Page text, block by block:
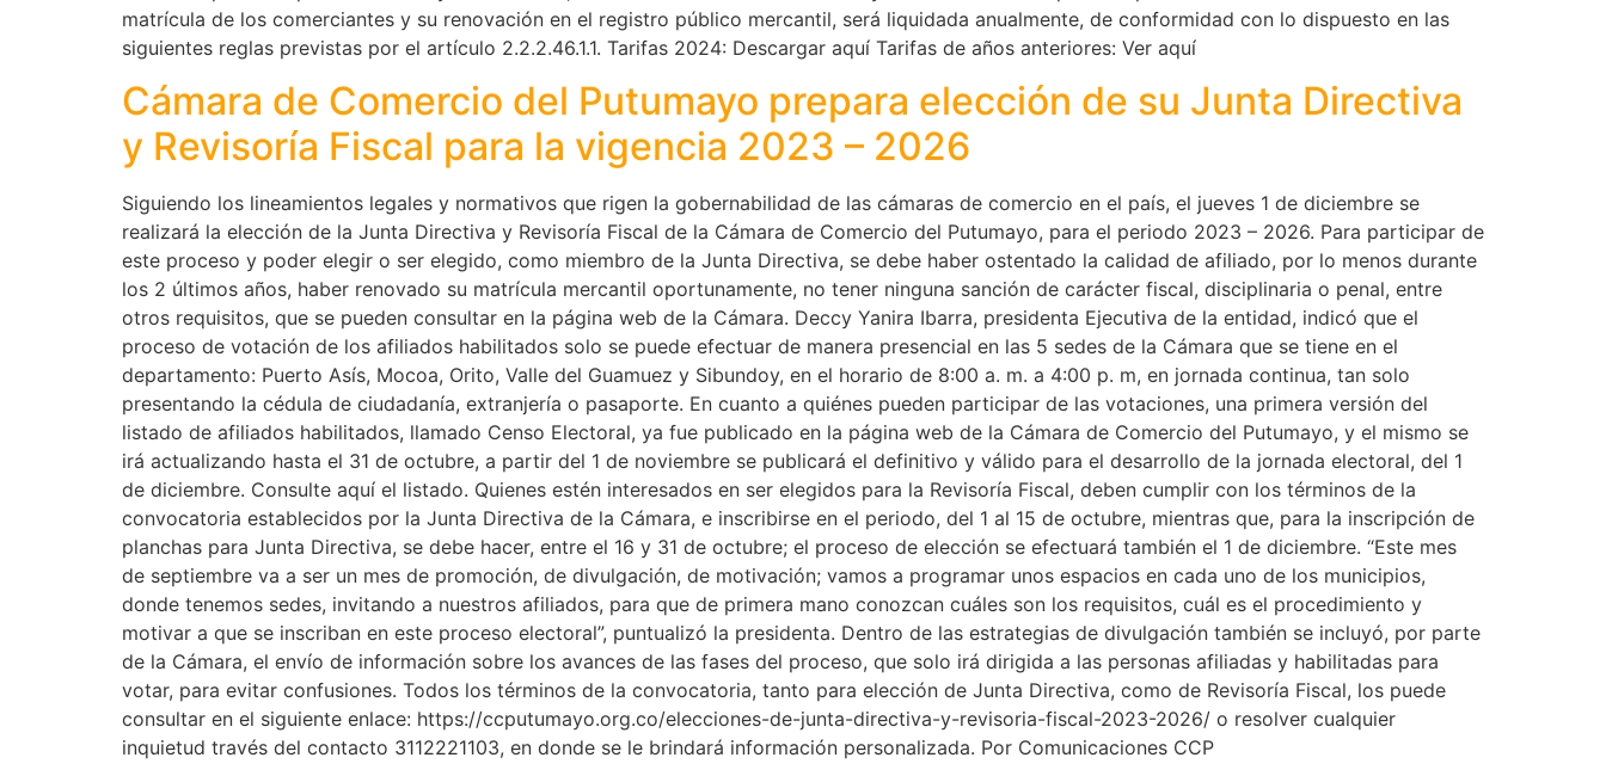
matrícula de los comerciantes y su renovación en el registro público mercantil, será liquidada anualmente, de conformidad con lo dispuesto en las
siguientes reglas previstas por el artículo 2.2.2.46.1.1. Tarifas 2024: Descargar aquí Tarifas de años anteriores: Ver aquí
Cámara de Comercio del Putumayo prepara elección de su Junta Directiva
y Revisoría Fiscal para la vigencia 2023 – 2026
Siguiendo los lineamientos legales y normativos que rigen la gobernabilidad de las cámaras de comercio en el país, el jueves 1 de diciembre se
realizará la elección de la Junta Directiva y Revisoría Fiscal de la Cámara de Comercio del Putumayo, para el periodo 2023 – 2026. Para participar de
este proceso y poder elegir o ser elegido, como miembro de la Junta Directiva, se debe haber ostentado la calidad de afiliado, por lo menos durante
los 2 últimos años, haber renovado su matrícula mercantil oportunamente, no tener ninguna sanción de carácter fiscal, disciplinaria o penal, entre
otros requisitos, que se pueden consultar en la página web de la Cámara. Deccy Yanira Ibarra, presidenta Ejecutiva de la entidad, indicó que el
proceso de votación de los afiliados habilitados solo se puede efectuar de manera presencial en las 5 sedes de la Cámara que se tiene en el
departamento: Puerto Asís, Mocoa, Orito, Valle del Guamuez y Sibundoy, en el horario de 8:00 a. m. a 4:00 p. m, en jornada continua, tan solo
presentando la cédula de ciudadanía, extranjería o pasaporte. En cuanto a quiénes pueden participar de las votaciones, una primera versión del
listado de afiliados habilitados, llamado Censo Electoral, ya fue publicado en la página web de la Cámara de Comercio del Putumayo, y el mismo se
irá actualizando hasta el 31 de octubre, a partir del 1 de noviembre se publicará el definitivo y válido para el desarrollo de la jornada electoral, del 1
de diciembre. Consulte aquí el listado. Quienes estén interesados en ser elegidos para la Revisoría Fiscal, deben cumplir con los términos de la
convocatoria establecidos por la Junta Directiva de la Cámara, e inscribirse en el periodo, del 1 al 15 de octubre, mientras que, para la inscripción de
planchas para Junta Directiva, se debe hacer, entre el 16 y 31 de octubre; el proceso de elección se efectuará también el 1 de diciembre. “Este mes
de septiembre va a ser un mes de promoción, de divulgación, de motivación; vamos a programar unos espacios en cada uno de los municipios,
donde tenemos sedes, invitando a nuestros afiliados, para que de primera mano conozcan cuáles son los requisitos, cuál es el procedimiento y
motivar a que se inscriban en este proceso electoral”, puntualizó la presidenta. Dentro de las estrategias de divulgación también se incluyó, por parte
de la Cámara, el envío de información sobre los avances de las fases del proceso, que solo irá dirigida a las personas afiliadas y habilitadas para
votar, para evitar confusiones. Todos los términos de la convocatoria, tanto para elección de Junta Directiva, como de Revisoría Fiscal, los puede
consultar en el siguiente enlace: https://ccputumayo.org.co/elecciones-de-junta-directiva-y-revisoria-fiscal-2023-2026/ o resolver cualquier
inquietud través del contacto 3112221103, en donde se le brindará información personalizada. Por Comunicaciones CCP